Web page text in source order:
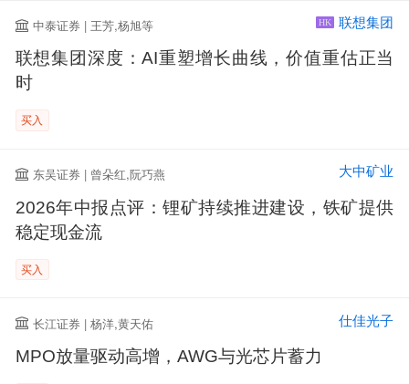
中泰证券 | 王芳,杨旭等 HK 联想集团
联想集团深度：AI重塑增长曲线，价值重估正当
时
买入
东吴证券 | 曾朵红,阮巧燕 大中矿业
2026年中报点评：锂矿持续推进建设，铁矿提供
稳定现金流
买入
长江证券 | 杨洋,黄天佑 仕佳光子
MPO放量驱动高增，AWG与光芯片蓄力